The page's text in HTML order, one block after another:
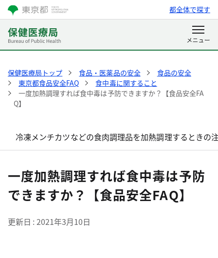
都全体で探す
保健医療局トップ 食品・医薬品の安全
食品の安全
東京都食品安全FAQ
食中毒に関すること
一度加熱調理すれば食中毒は予防できますか？【食品安全FA
Q】
冷凍メンチカツなどの食肉調理品を加熱調理するときの
一度加熱調理すれば食中毒は予防
できますか？【食品安全FAQ】
更新日 2021年3月10日